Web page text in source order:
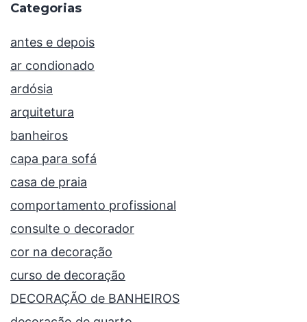
Categorias
antes e depois
ar condionado
ardósia
arquitetura
banheiros
capa para sofá
casa de praia
comportamento profissional
consulte o decorador
cor na decoração
curso de decoração
DECORAÇÃO de BANHEIROS